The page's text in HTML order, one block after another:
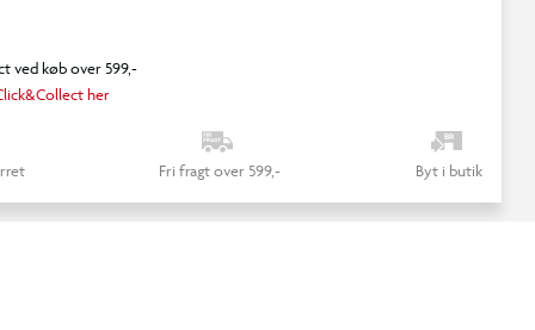
ved køb over 599,-
her
Fri fragt over 599,- Byt i butik